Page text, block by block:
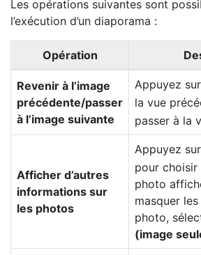
Les opérations suivantes sont
l’exécution d’un diaporama :
Opération
Revenir à l’image
précédente/passer
à l’image suivante
Appuyez sur
la vue
passer à la
Afficher d’autres
informations sur
les photos
Appuyez sur
pour
photo
masquer
photo,
(image